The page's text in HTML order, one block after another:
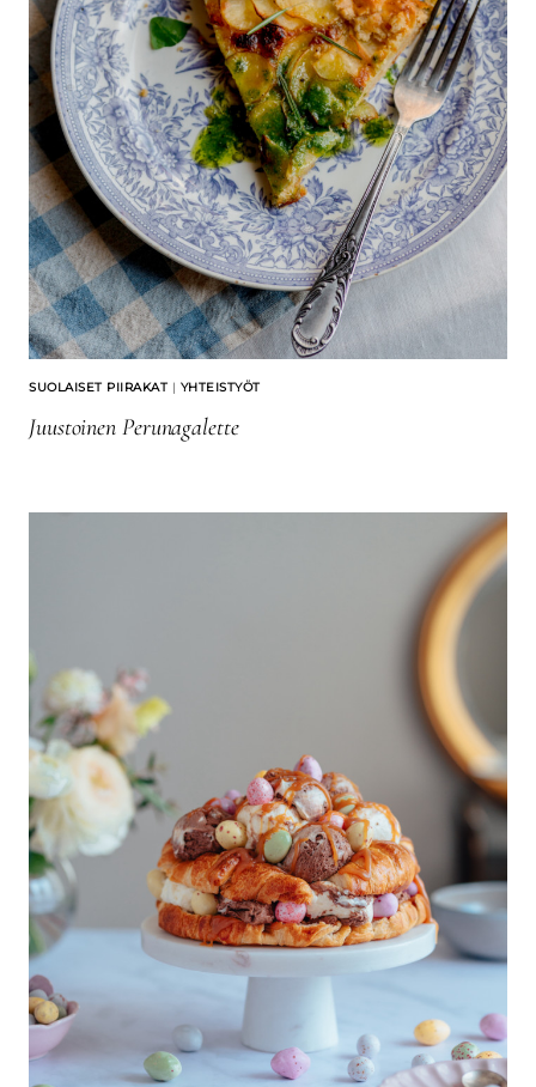
SUOLAISET PIIRAKAT | YHTEISTYÖT
Juustoinen Perunagalette